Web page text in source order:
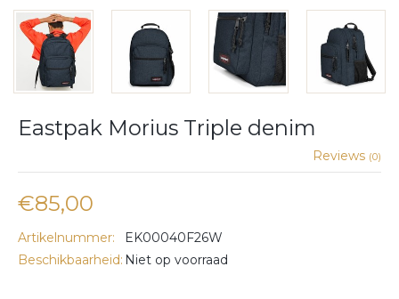
Eastpak Morius Triple denim
Reviews (0)
€85,00
Artikelnummer:
EK00040F26W
Beschikbaarheid: Niet op voorraad